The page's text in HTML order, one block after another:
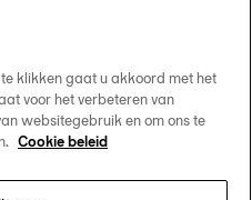
klikken gaat u akkoord met het
voor het verbeteren van
websitegebruik en om ons te
Cookie beleid